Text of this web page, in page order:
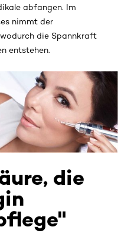
abfangen. Im
nimmt der
die Spannkraft
entstehen.
die